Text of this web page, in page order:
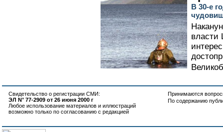
В 30-е
власти
Свидетельство о регистрации СМИ:
ЭЛ N° 77-2909 от 26 июня 2000 г
Любое использование материалов и иллюстраций
возможно только по согласованию с редакцией
Принимаются
По содержанию